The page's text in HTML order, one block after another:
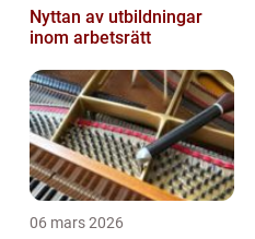
Nyttan av utbildningar
inom arbetsrätt
06 mars 2026